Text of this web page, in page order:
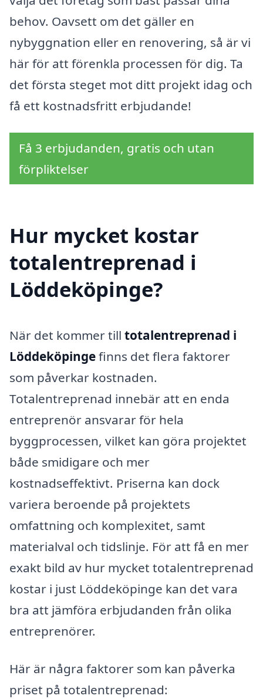
behov. Oavsett om det gäller en
nybyggnation eller en renovering, så är vi
här för att förenkla processen för dig. Ta
det första steget mot ditt projekt idag och
få ett kostnadsfritt erbjudande!
Få 3 erbjudanden, gratis och utan
förpliktelser
Hur mycket kostar
totalentreprenad i
Löddeköpinge?
När det kommer till totalentreprenad i
Löddeköpingefinns det flera faktorer
som påverkar kostnaden.
Totalentreprenad innebär att en enda
entreprenör ansvarar för hela
byggprocessen, vilket kan göra projektet
både smidigare och mer
kostnadseffektivt. Priserna kan dock
variera beroende på projektets
omfattning och komplexitet, samt
materialval och tidslinje. För att få en mer
exakt bild av hur mycket totalentreprenad
kostar i just Löddeköpinge kan det vara
bra att jämföra erbjudanden från olika
entreprenörer.
Här är några faktorer som kan påverka
priset på totalentreprenad: